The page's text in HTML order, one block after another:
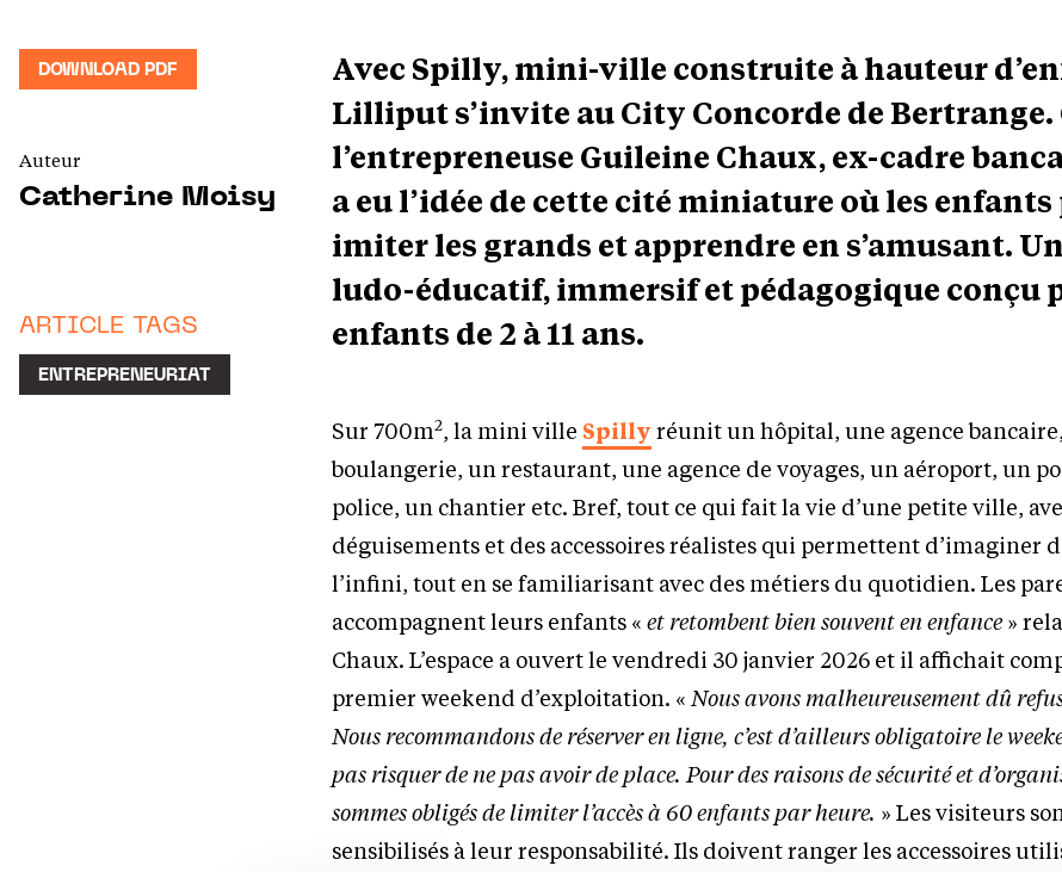
DOWNLOAD PDF
Auteur
Catherine Moisy
ARTICLE TAGS
ENTREPRENEURIAT
Avec Spilly, mini-ville construite à hauteur
Lilliput s’invite au City Concorde de Bertrange.
l’entrepreneuse Guileine Chaux, ex-cadre
a eu l’idée de cette cité miniature où les
imiter les grands et apprendre en s’amusant.
ludo-éducatif, immersif et pédagogique conçu
enfants de 2 à 11 ans.
Sur 700m2, la mini ville Spilly réunit un hôpital, une agence
boulangerie, un restaurant, une agence de voyages, un aéroport, un
police, un chantier etc. Bref, tout ce qui fait la vie d’une petite ville,
déguisements et des accessoires réalistes qui permettent d’imaginer
l’infini, tout en se familiarisant avec des métiers du quotidien. Les
accompagnent leurs enfants «et retombent bien souvent en enfance »
Chaux. L’espace a ouvert le vendredi 30 janvier 2026 et il affichait
premier weekend d’exploitation. « Nous avons malheureusement dû
Nous recommandons de réserver en ligne, c’est d’ailleurs obligatoire le
pas risquer de ne pas avoir de place. Pour des raisons de sécurité et
sommes obligés de limiter l’accès à 60 enfants par heure. » Les visiteurs
sensibilisés à leur responsabilité. Ils doivent ranger les accessoires